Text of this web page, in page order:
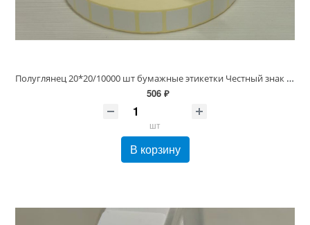
Полуглянец 20*20/10000 шт бумажные этикетки Честный знак термотрансферные (20х20 Полуглянец), вт 40 или 76
506 ₽
шт
В корзину